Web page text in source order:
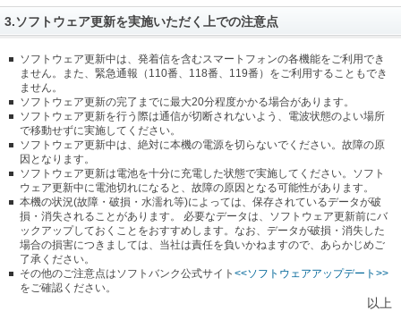
3.ソフトウェア更新を実施いただく上での注意点
ソフトウェア更新中は、発着信を含むスマートフォンの各機能をご利用でき
ません。また、緊急通報（110番、118番、119番）をご利用することもでき
ません。
ソフトウェア更新の完了までに最大20分程度かかる場合があります。
ソフトウェア更新を行う際は通信が切断されないよう、電波状態のよい場所
で移動せずに実施してください。
ソフトウェア更新中は、絶対に本機の電源を切らないでください。故障の原
因となります。
ソフトウェア更新は電池を十分に充電した状態で実施してください。ソフト
ウェア更新中に電池切れになると、故障の原因となる可能性があります。
本機の状況(故障・破損・水濡れ等)によっては、保存されているデータが破
損・消失されることがあります。 必要なデータは、ソフトウェア更新前にバ
ックアップしておくことをおすすめします。なお、データが破損・消失した
場合の損害につきましては、当社は責任を負いかねますので、あらかじめご
了承ください。
その他のご注意点はソフトバンク公式サイト <<ソフトウェアアップデート>>
をご確認ください。
以上